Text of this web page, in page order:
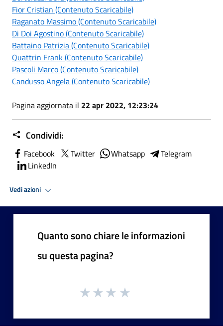
Fior Cristian (Contenuto Scaricabile)
Raganato Massimo (Contenuto Scaricabile)
Di Doi Agostino (Contenuto Scaricabile)
Battaino Patrizia (Contenuto Scaricabile)
Quattrin Frank (Contenuto Scaricabile)
Pascoli Marco (Contenuto Scaricabile)
Candusso Angela (Contenuto Scaricabile)
Pagina aggiornata il 22 apr 2022, 12:23:24
Condividi:
Facebook Twitter Whatsapp
Telegram
LinkedIn
Vedi azioni
Quanto sono chiare le informazioni
su questa pagina?